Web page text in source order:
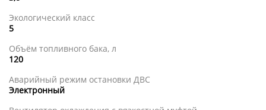
Экологический класс
5
Объём топливного бака, л
120
Аварийный режим остановки ДВС
Электронный